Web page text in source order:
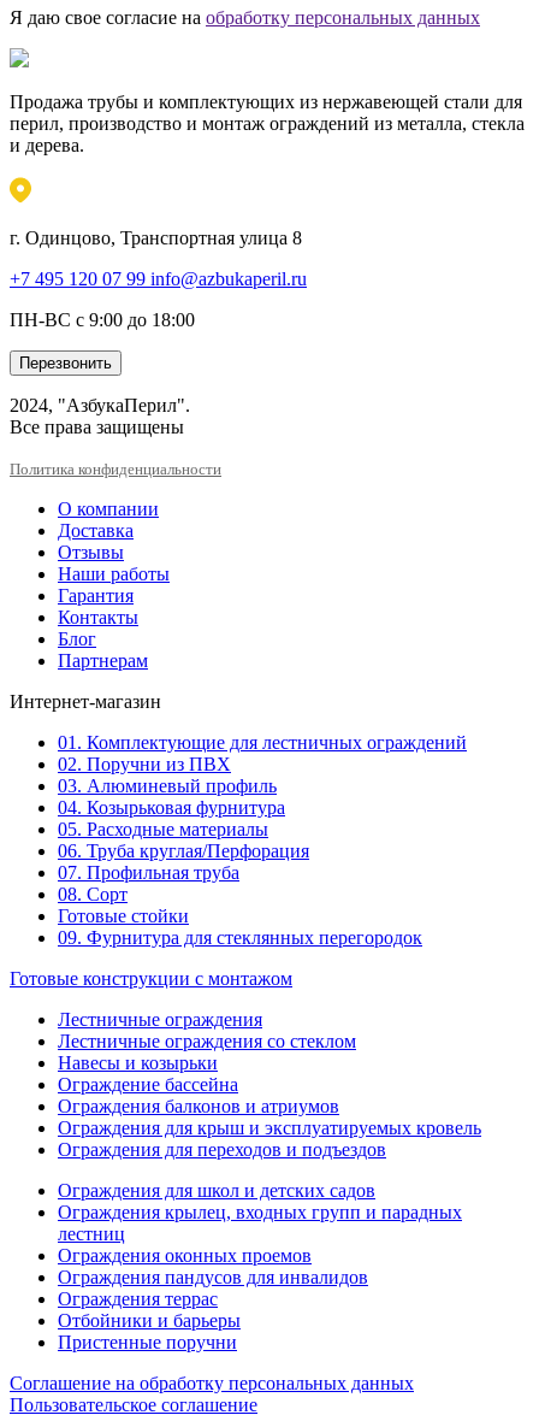
Я даю свое согласие на обработку персональных данных
Продажа трубы и комплектующих из нержавеющей стали для
перил, производство и монтаж ограждений из металла, стекла
и дерева.
г. Одинцово, Транспортная улица 8
+7 495 120 07 99 info@azbukaperil.ru
ПН-ВС с 9:00 до 18:00
Перезвонить
2024, "АзбукаПерил".
Все права защищены
Политика конфиденциальности
О компании
Доставка
Отзывы
Наши работы
Гарантия
Контакты
Блог
Партнерам
Интернет-магазин
01. Комплектующие для лестничных ограждений
02. Поручни из ПВХ
03. Алюминевый профиль
04. Козырьковая фурнитура
05. Расходные материалы
06. Труба круглая/Перфорация
07. Профильная труба
08. Сорт
Готовые стойки
09. Фурнитура для стеклянных перегородок
Готовые конструкции с монтажом
Лестничные ограждения
Лестничные ограждения со стеклом
Навесы и козырьки
Ограждение бассейна
Ограждения балконов и атриумов
Ограждения для крыш и эксплуатируемых кровель
Ограждения для переходов и подъездов
Ограждения для школ и детских садов
Ограждения крылец, входных групп и парадных
лестниц
Ограждения оконных проемов
Ограждения пандусов для инвалидов
Ограждения террас
Отбойники и барьеры
Пристенные поручни
Соглашение на обработку персональных данных
Пользовательское соглашение